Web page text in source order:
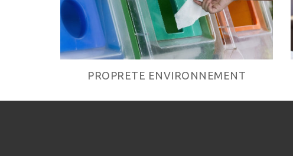
PROPRETE ENVIRONNEMENT